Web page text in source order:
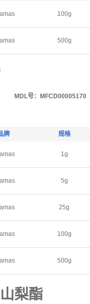
100g
500g
MDL号：MFCD00005170
牌 规格
1g
5g
25g
100g
500g
梨酯